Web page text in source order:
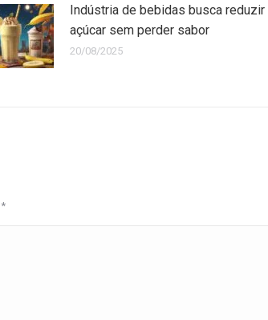
Indústria de bebidas busca reduzir
açúcar sem perder sabor
20/08/2025
*